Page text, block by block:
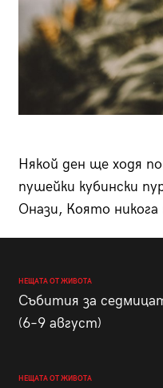
Някой ден ще ходя
пушейки кубински
Онази, Която никога
НЕЩАТА ОТ ЖИВОТА
Събития за
(6–9 август)
НЕЩАТА ОТ ЖИВОТА